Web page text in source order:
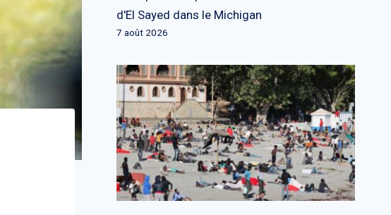
d'El Sayed dans le Michigan
7 août 2026